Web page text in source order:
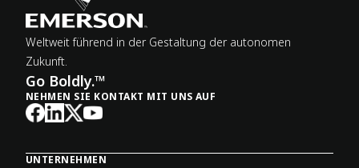
Weltweit führend in der Gestaltung der autonomen
Zukunft.
Go Boldly.™
NEHMEN SIE KONTAKT MIT UNS AUF
UNTERNEHMEN